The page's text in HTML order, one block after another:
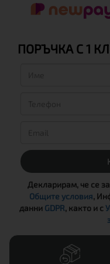
ПОРЪЧКА С 1
Декларирам, че се
Общите условия,
данни GDPR, както и с